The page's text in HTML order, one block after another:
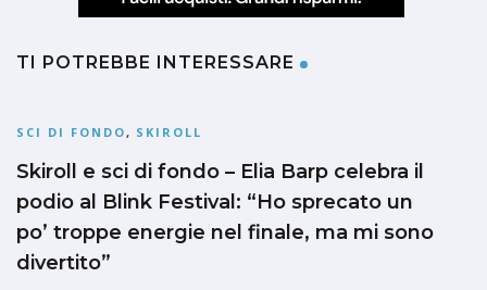
TI POTREBBE INTERESSARE
SCI DI FONDO, SKIROLL
Skiroll e sci di fondo – Elia Barp celebra il
podio al Blink Festival: “Ho sprecato un
po’ troppe energie nel finale, ma mi sono
divertito”